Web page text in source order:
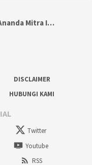
Mitra I…
DISCLAIMER
HUBUNGI KAMI
Twitter
Youtube
RSS